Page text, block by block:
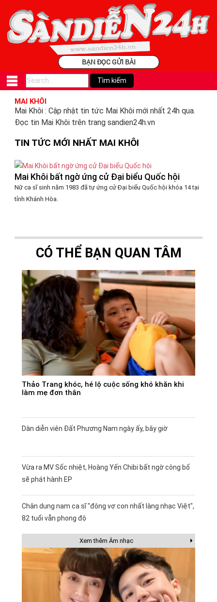
BẠN ĐỌC GỬI BÀI
MAI KHÔI
Mai Khôi : Cập nhật tin tức Mai Khôi mới nhất 24h qua.
Đọc tin Mai Khôi trên trang sandien24h.vn
TIN TỨC MỚI NHẤT MAI KHÔI
Mai Khôi bất ngờ ứng cử Đại biểu Quốc hội
Nữ ca sĩ sinh năm 1983 đã tự ứng cử Đại biểu Quốc hội khóa 14 tại
tỉnh Khánh Hòa.
CÓ THỂ BẠN QUAN TÂM
Thảo Trang khóc, hé lộ cuộc sống khó khăn khi
làm mẹ đơn thân
Dàn diễn viên Đất Phương Nam ngày ấy, bây giờ
Vừa ra MV Sốc nhiệt, Hoàng Yến Chibi bất ngờ công bố
sẽ phát hành EP
Chân dung nam ca sĩ "đông vợ con nhất làng nhạc Việt",
82 tuổi vẫn phong độ
Xem thêm Âm nhạc